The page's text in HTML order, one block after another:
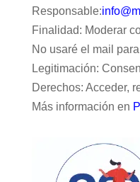
Responsable:
Finalidad: Moderar
No usaré el mail
Legitimación:
Derechos: Acceder,
Más información en